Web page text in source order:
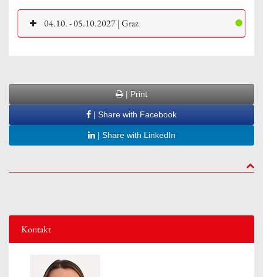
04.10. - 05.10.2027 | Graz
| Print
| Share with Facebook
| Share with LinkedIn
to
Kontakt